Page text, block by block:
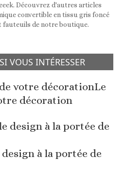
Découvrez d'autres articles
convertible en tissu gris foncé
fauteuils de notre boutique.
VOUS INTÉRESSER
Le
décoration
à la portée de